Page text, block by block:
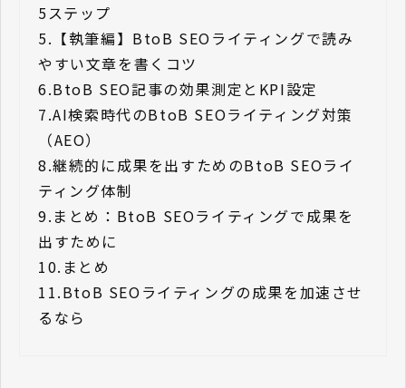
5ステップ
5. 【執筆編】BtoB SEOライティングで読み
やすい文章を書くコツ
6.BtoB SEO記事の効果測定とKPI設定
7.AI検索時代のBtoB SEOライティング対策
（AEO）
8.継続的に成果を出すためのBtoB SEOライ
ティング体制
9. まとめ：BtoB SEOライティングで成果を
出すために
10. まとめ
11.BtoB SEOライティングの成果を加速させ
るなら